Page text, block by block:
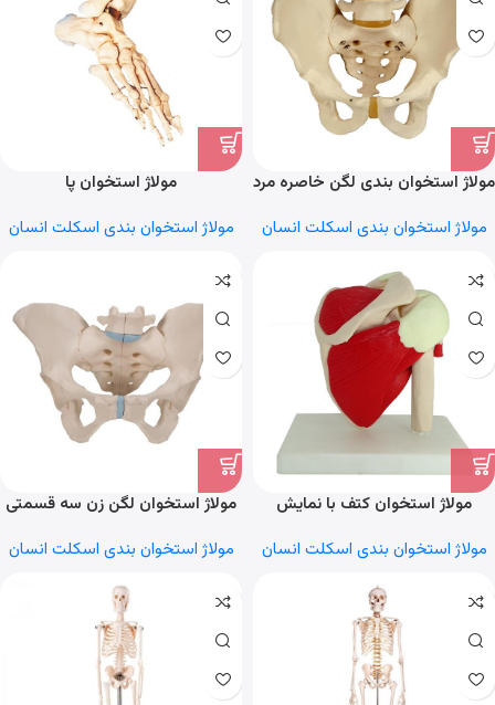
مولاژ استخوان بندی لگن خاصره مرد
مولاژ استخوان بندی اسکلت انسان
مولاژ استخوان پا
مولاژ استخوان بندی اسکلت انسان
مولاژ استخوان کتف با نمایش
مولاژ استخوان بندی اسکلت انسان
مولاژ استخوان لگن زن سه قسمتی
مولاژ استخوان بندی اسکلت انسان